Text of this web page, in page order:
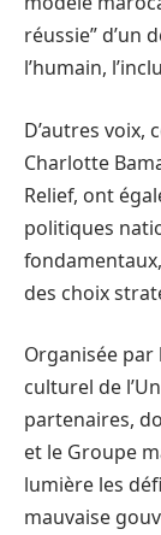
réussie” d’un
l’humain,
D’autres voix,
Charlotte
Relief, ont
politiques
des choix
Organisée par
culturel de
partenaires,
et le Groupe
lumière les
mauvaise